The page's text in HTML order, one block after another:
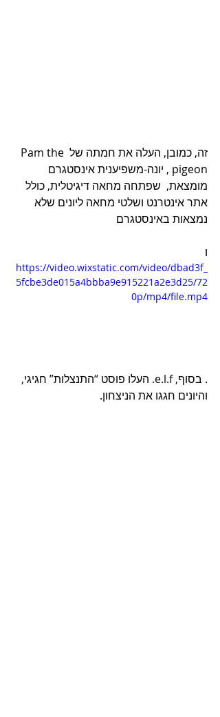
זה, כמובן, העלה את חמתה של Pam the
pigeon , יונה-משפיענית אינסטגרם
מומצאת,  שפתחה מחאה דיגיטלית, כולל
אתר אינטרנט ושלטי מחאה ליונים שלא
נמצאות באינסטגרם
ו
https://video.wixstatic.com/video/dbad3f_
5fcbe3de015a4bbba9e915221a2e3d25/72
0p/mp4/file.mp4
. בסוף, e.l.f. העלו פוסט “התנצלות” חגיגי,
והיונים חגגו את הניצחון.